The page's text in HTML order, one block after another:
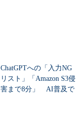
ChatGPTへの「入力NG
リスト」「Amazon S3侵
害まで8分」 AI普及で